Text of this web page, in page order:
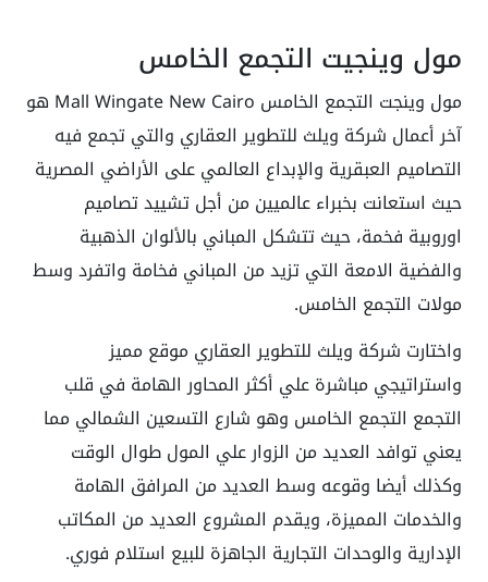
مول وينجيت التجمع الخامس
مول وينجت التجمع الخامس Mall Wingate New Cairo هو
آخر أعمال شركة ويلث للتطوير العقاري والتي تجمع فيه
التصاميم العبقرية والإبداع العالمي على الأراضي المصرية
حيث استعانت بخبراء عالميين من أجل تشييد تصاميم
اوروبية فخمة، حيث تتشكل المباني بالألوان الذهبية
والفضية الامعة التي تزيد من المباني فخامة واتفرد وسط
مولات التجمع الخامس.
واختارت شركة ويلث للتطوير العقاري موقع مميز
واستراتيجي مباشرة علي أكثر المحاور الهامة في قلب
التجمع التجمع الخامس وهو شارع التسعين الشمالي مما
يعني توافد العديد من الزوار علي المول طوال الوقت
وكذلك أيضا وقوعه وسط العديد من المرافق الهامة
والخدمات المميزة، ويقدم المشروع العديد من المكاتب
الإدارية والوحدات التجارية الجاهزة للبيع استلام فوري.